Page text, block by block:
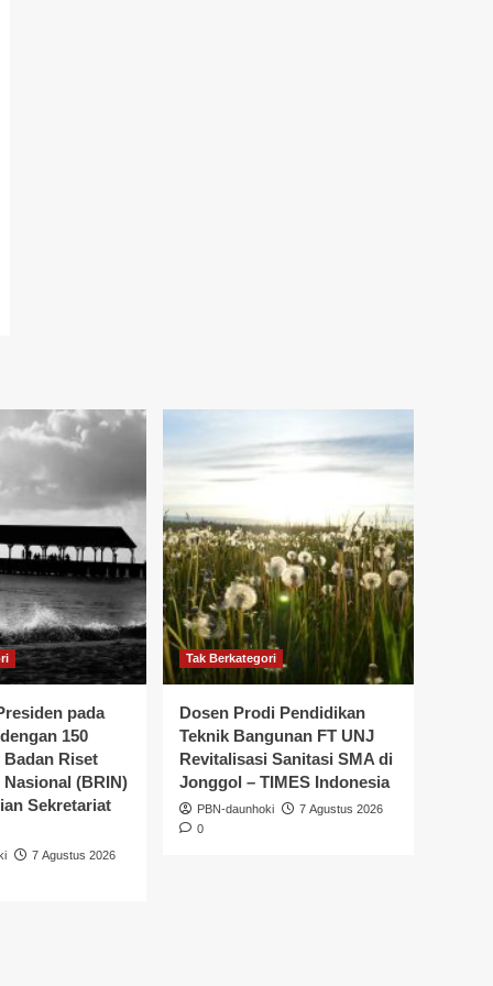
pada
150
Riset
(BRIN)
Sekretariat
7 Agustus 2026
Tak Berkategori
Dosen Prodi Pendidikan
Teknik Bangunan FT UNJ
Revitalisasi Sanitasi SMA di
Jonggol – TIMES Indonesia
PBN-daunhoki
7 Agustus 2026
0